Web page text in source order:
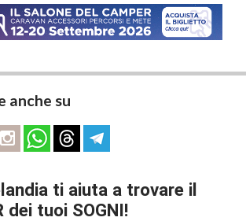
anche su
ti aiuta a trovare il
dei tuoi SOGNI!